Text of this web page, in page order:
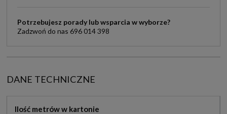
Potrzebujesz porady lub wsparcia w wyborze?
Zadzwoń do nas 696 014 398
DANE TECHNICZNE
Ilość metrów w kartonie